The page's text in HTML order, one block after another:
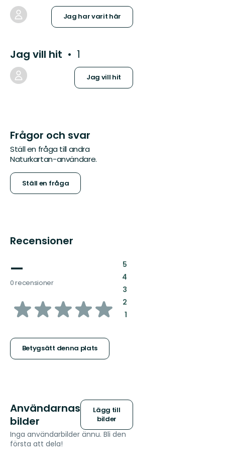
Jag har varit här
Jag vill hit 1
Jag vill hit
Frågor och svar
Ställ en fråga till andra
Naturkartan-användare.
Ställ en fråga
Recensioner
—
0 recensioner
av
stjärnor
Betygsätt denna plats
5:
4:
3:
2:
1:
Användarnas
bilder
Lägg till
bilder
Inga användarbilder ännu. Bli den
första att dela!